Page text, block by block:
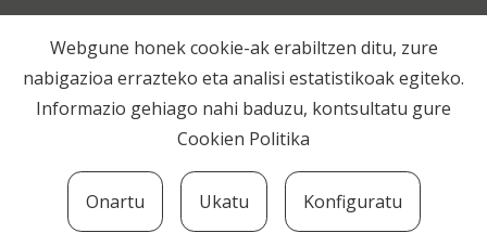
Lege Oharra
Harpidetza
© 2020 Soziolinguistika Klusterra
Webgune honek cookie-ak erabiltzen ditu, zure
nabigazioa errazteko eta analisi estatistikoak egiteko.
Informazio gehiago nahi baduzu, kontsultatu gure
Cookien Politika
Onartu Ukatu Konfiguratu